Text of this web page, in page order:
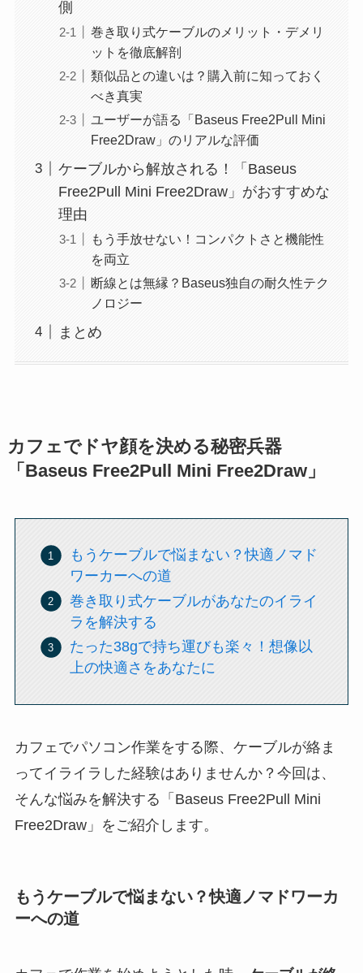
側
巻き取り式ケーブルのメリット・デメリ
ットを徹底解剖
類似品との違いは？購入前に知っておく
べき真実
ユーザーが語る「Baseus Free2Pull Mini
Free2Draw」のリアルな評価
ケーブルから解放される！「Baseus
Free2Pull Mini Free2Draw」がおすすめな
理由
もう手放せない！コンパクトさと機能性
を両立
断線とは無縁？Baseus独自の耐久性テク
ノロジー
まとめ
カフェでドヤ顔を決める秘密兵器
「Baseus Free2Pull Mini Free2Draw」
もうケーブルで悩まない？快適ノマド
ワーカーへの道
巻き取り式ケーブルがあなたのイライ
ラを解決する
たった38gで持ち運びも楽々！想像以
上の快適さをあなたに
カフェでパソコン作業をする際、ケーブルが絡ま
ってイライラした経験はありませんか？今回は、
そんな悩みを解決する「Baseus Free2Pull Mini
Free2Draw」をご紹介します。
もうケーブルで悩まない？快適ノマドワーカ
ーへの道